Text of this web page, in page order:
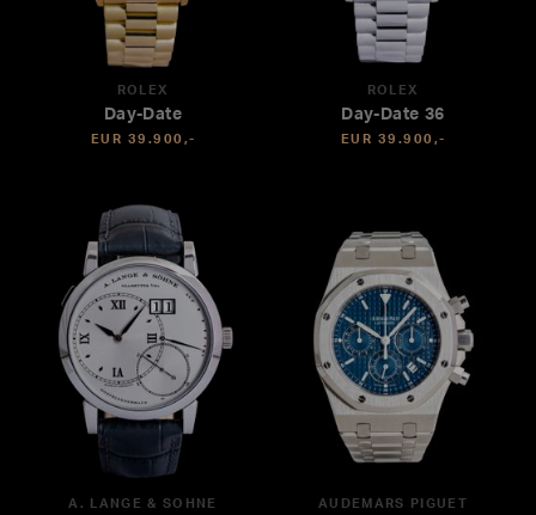
ROLEX
Day-Date
EUR 39.900,-
ROLEX
Day-Date 36
EUR 39.900,-
A. LANGE & SÖHNE AUDEMARS PIGUET